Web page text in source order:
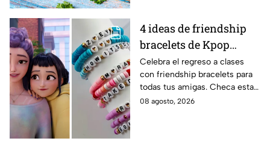
4 ideas de friendship
bracelets de Kpop
Demon Hunters para
intercambiar con tus
mejores amigas este
regreso a clases
Celebra el regreso a clases
con friendship bracelets para
todas tus amigas. Checa estas
4 ideas inspiradas en Kpop
08 agosto, 2026